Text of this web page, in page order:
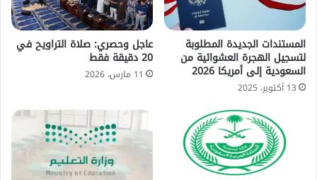
المستندات الجديدة المطلوبة
لتسجيل الهجرة العشوائية من
السعودية إلى أمريكا 2026
13 أكتوبر، 2025
عاجل وحصري: صلاة التراويح في
20 دقيقة فقط
11 مارس، 2026